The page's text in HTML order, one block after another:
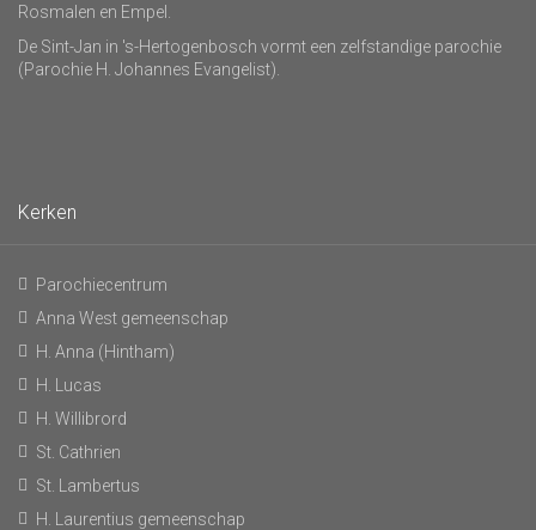
Rosmalen en Empel.
De Sint-Jan in 's-Hertogenbosch vormt een zelfstandige parochie
(Parochie H. Johannes Evangelist).
Kerken
Parochiecentrum
Anna West gemeenschap
H. Anna (Hintham)
H. Lucas
H. Willibrord
St. Cathrien
St. Lambertus
H. Laurentius gemeenschap